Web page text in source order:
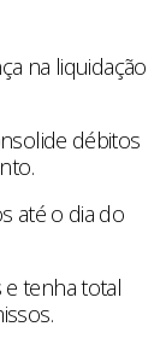
na liquidação
débitos
até o dia do
tenha total